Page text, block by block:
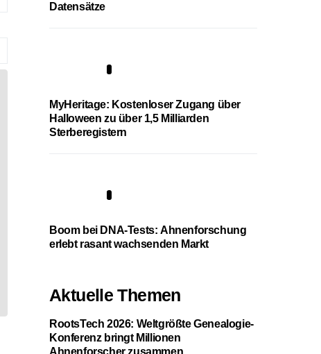
Datensätze
MyHeritage: Kostenloser Zugang über
Halloween zu über 1,5 Milliarden
Sterberegistern
Boom bei DNA-Tests: Ahnenforschung
erlebt rasant wachsenden Markt
Aktuelle Themen
RootsTech 2026: Weltgrößte Genealogie-
Konferenz bringt Millionen
Ahnenforscher zusammen